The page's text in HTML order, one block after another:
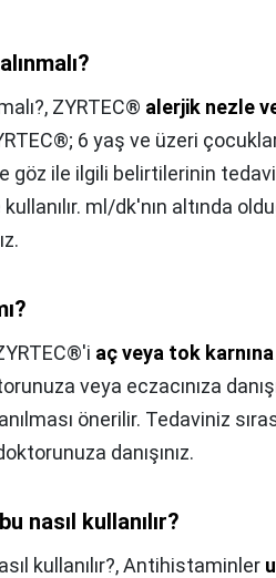
ZYRTEC® alerjik nezle
6 yaş ve üzeri
göz ile ilgili belirtilerinin
ml/dk'nın altında
aç veya tok karnına
veya eczacınıza
önerilir. Tedaviniz
danışınız.
nasıl kullanılır?
kullanılır?,Antihistaminler